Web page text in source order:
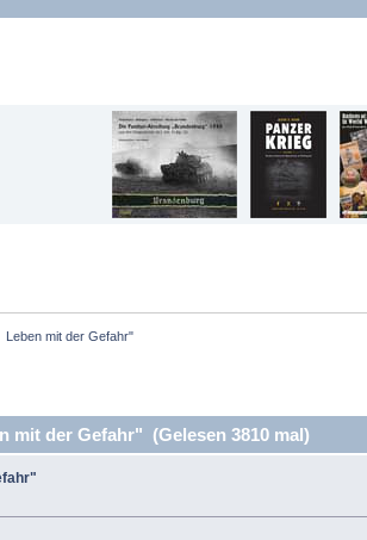
Leben mit der Gefahr"
mit der Gefahr" (Gelesen 3810 mal)